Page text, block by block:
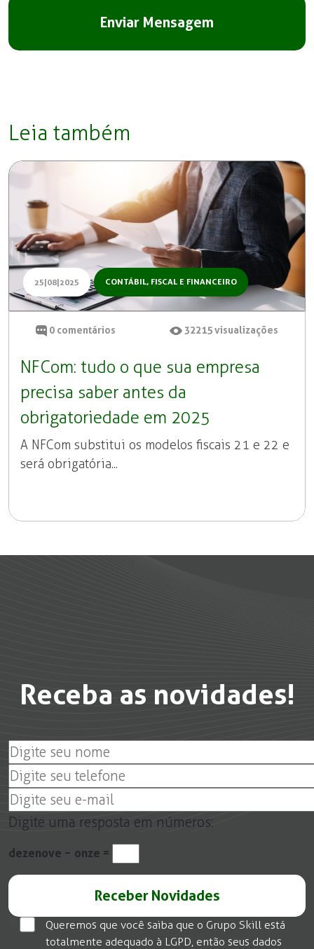
Leia também
25|08|2025 CONTÁBIL, FISCAL E FINANCEIRO
0 comentários 32215 visualizações
NFCom: tudo o que sua empresa
precisa saber antes da
obrigatoriedade em 2025
A NFCom substitui os modelos fiscais 21 e 22 e
será obrigatória...
Receba as novidades!
Digite uma resposta em números:
dezenove − onze =
Queremos que você saiba que o Grupo Skill está
totalmente adequado à LGPD, então seus dados